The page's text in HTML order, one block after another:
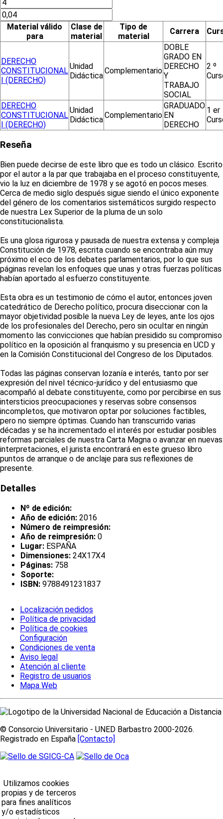
Material válido
para
Clase de
material
Tipo de
material
Carrera
DERECHO
CONSTITUCIONAL
I (DERECHO)
Unidad
Didáctica
Complementario
DOBLE
GRADO EN
DERECHO
Y
TRABAJO
SOCIAL
2 º
DERECHO
CONSTITUCIONAL
I (DERECHO)
Unidad
DidácticaComplementario
GRADUADO
EN
DERECHO
1 er
Reseña
Bien puede decirse de este libro que es todo un clásico. Escrito
por el autor a la par que trabajaba en el proceso constituyente,
vio la luz en diciembre de 1978 y se agotó en pocos meses.
Cerca de medio siglo después sigue siendo el único exponente
del género de los comentarios sistemáticos surgido respecto
de nuestra Lex Superior de la pluma de un solo
constitucionalista.
Es una glosa rigurosa y pausada de nuestra extensa y compleja
Constitución de 1978, escrita cuando se encontraba aún muy
próximo el eco de los debates parlamentarios, por lo que sus
páginas revelan los enfoques que unas y otras fuerzas políticas
habían aportado al esfuerzo constituyente.
Esta obra es un testimonio de cómo el autor, entonces joven
catedrático de Derecho político, procura diseccionar con la
mayor objetividad posible la nueva Ley de leyes, ante los ojos
de los profesionales del Derecho, pero sin ocultar en ningún
momento las convicciones que habían presidido su compromiso
político en la oposición al franquismo y su presencia en UCD y
en la Comisión Constitucional del Congreso de los Diputados.
Todas las páginas conservan lozanía e interés, tanto por ser
expresión del nivel técnico-jurídico y del entusiasmo que
acompañó al debate constituyente, como por percibirse en sus
intersticios preocupaciones y reservas sobre consensos
incompletos, que motivaron optar por soluciones factibles,
pero no siempre óptimas. Cuando han transcurrido varias
décadas y se ha incrementado el interés por estudiar posibles
reformas parciales de nuestra Carta Magna o avanzar en nuevas
interpretaciones, el jurista encontrará en este grueso libro
puntos de arranque o de anclaje para sus reflexiones de
presente.
Detalles
Nº de edición:
Año de edición: 2016
Número de reimpresión:
Año de reimpresión: 0
Lugar: ESPAÑA
Dimensiones: 24X17X4
Páginas: 758
Soporte:
ISBN: 9788491231837
Localización pedidos
Política de privacidad
Política de cookies
Configuración
Condiciones de venta
Aviso legal
Atención al cliente
Registro de usuarios
Mapa Web
© Consorcio Universitario - UNED Barbastro 2000-2026.
Registrado en España [Contacto]
Utilizamos cookies
propias y de terceros
para fines analíticos
y/o estadísticos